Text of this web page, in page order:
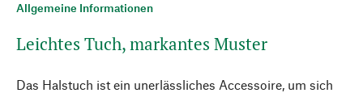
Allgemeine Informationen
Leichtes Tuch, markantes Muster
Das Halstuch ist ein unerlässliches Accessoire, um sich